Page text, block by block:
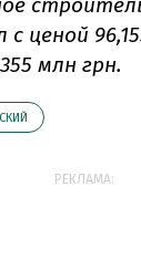
с ценой
млн грн.
РЕКЛАМА: